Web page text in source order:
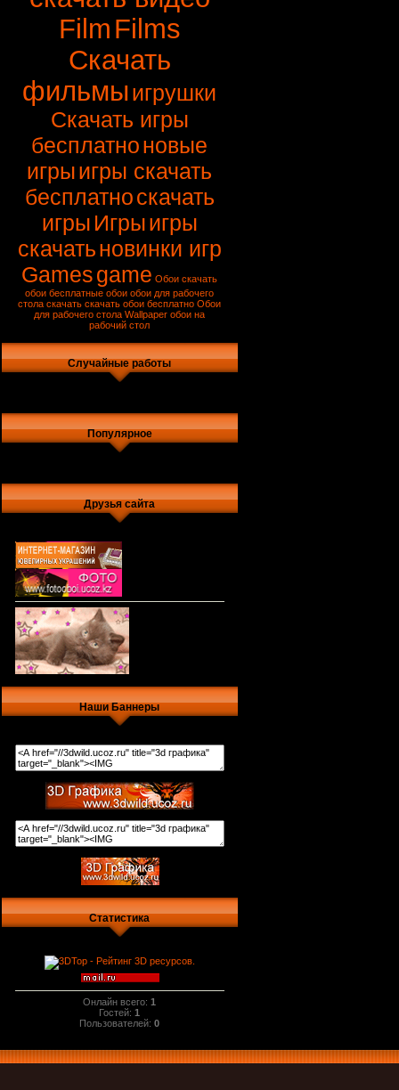
Film Films
Скачать
фильмыигрушки
Скачать игры
бесплатноновые
игрыигры скачать
бесплатноскачать
игры Игрыигры
скачатьновинки игр
Gamesgame Обои скачать
обои бесплатные обои обои для рабочего
стола скачать скачать обои бесплатно Обои
для рабочего стола Wallpaper обои на
рабочий стол
Случайные работы
Популярное
Друзья сайта
Наши Баннеры
Статистика
Онлайн всего:1
Гостей:1
Пользователей:0